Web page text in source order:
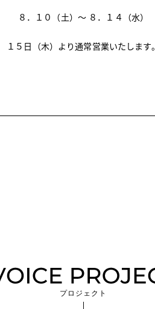
８．１０（土）〜 ８．１４（水）
１５日（木）より通常営業いたします。
プロジェクト